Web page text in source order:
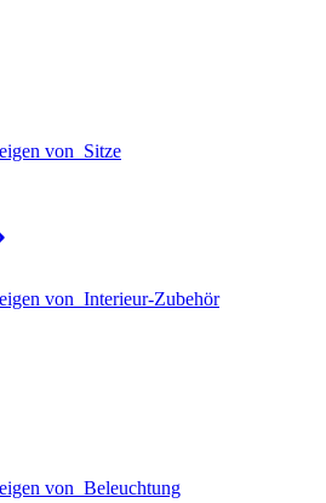
von Sitze
von Interieur-Zubehör
von Beleuchtung